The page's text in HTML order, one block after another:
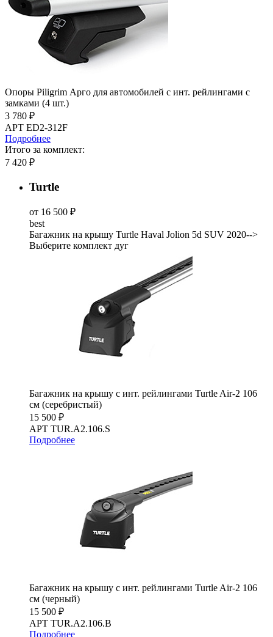
Опоры Piligrim Арго для автомобилей с инт. рейлингами с
замками (4 шт.)
3 780 ₽
АРТ ED2-312F
Подробнее
Итого за комплект:
7 420 ₽
Turtle
от 16 500 ₽
best
Багажник на крышу Turtle Haval Jolion 5d SUV 2020-->
Выберите комплект дуг
Багажник на крышу с инт. рейлингами Turtle Air-2 106
см (серебристый)
15 500 ₽
АРТ TUR.A2.106.S
Подробнее
Багажник на крышу с инт. рейлингами Turtle Air-2 106
см (черный)
15 500 ₽
АРТ TUR.A2.106.B
Подробнее